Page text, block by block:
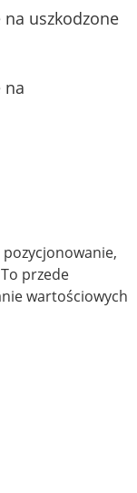
uszkodzone
na
przede
wartościowych